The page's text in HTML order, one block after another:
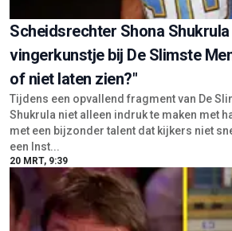
Scheidsrechter Shona
vingerkunstje bij De Slimste
of niet laten zien?"
Tijdens een opvallend fragment van De
Shukrula niet alleen indruk te maken met
met een bijzonder talent dat kijkers niet
een Inst...
20 MRT, 9:39